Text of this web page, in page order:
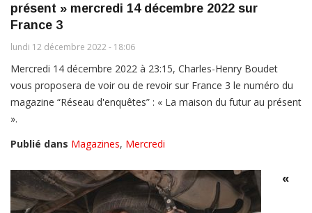
présent » mercredi 14 décembre 2022 sur
France 3
lundi 12 décembre 2022 - 18:06
Mercredi 14 décembre 2022 à 23:15, Charles-Henry Boudet
vous proposera de voir ou de revoir sur France 3 le numéro du
magazine “Réseau d'enquêtes” : « La maison du futur au présent
».
Publié dans Magazines, Mercredi
«